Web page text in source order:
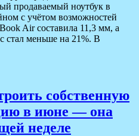
продаваемый ноутбук в
с учётом возможностей
Air составила 11,3 мм, а
стал меньше на 21%. В
собственную
в июне — она
неделе